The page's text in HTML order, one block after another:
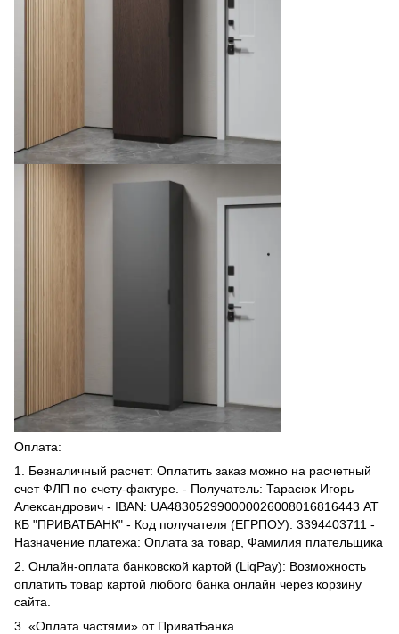
Оплата:
1. Безналичный расчет: Оплатить заказ можно на расчетный
счет ФЛП по счету-фактуре. - Получатель: Тарасюк Игорь
Александрович - IBAN: UA483052990000026008016816443 АТ
КБ "ПРИВАТБАНК" - Код получателя (ЕГРПОУ): 3394403711 -
Назначение платежа: Оплата за товар, Фамилия плательщика
2. Онлайн-оплата банковской картой (LiqPay): Возможность
оплатить товар картой любого банка онлайн через корзину
сайта.
3. «Оплата частями» от ПриватБанка.